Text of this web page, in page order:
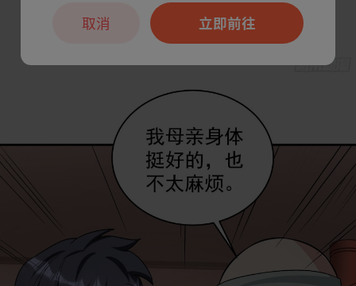
立即前往
取消